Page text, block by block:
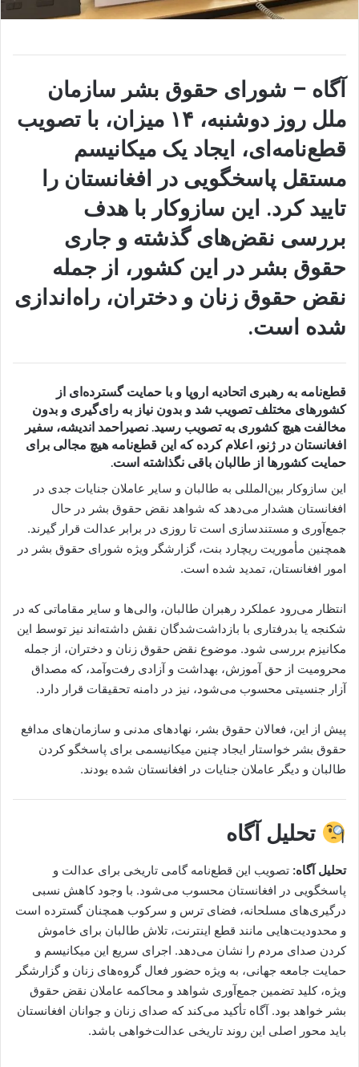
آگاه – شورای حقوق بشر سازمان
ملل روز دوشنبه، ۱۴ میزان، با تصویب
قطع‌نامه‌ای، ایجاد یک میکانیسم
مستقل پاسخگویی در افغانستان را
تایید کرد. این سازوکار با هدف
بررسی نقض‌های گذشته و جاری
حقوق بشر در این کشور، از جمله
نقض حقوق زنان و دختران، راه‌اندازی
شده است.
قطع‌نامه به رهبری اتحادیه اروپا و با حمایت گسترده‌ای از
کشورهای مختلف تصویب شد و بدون نیاز به رای‌گیری و بدون
مخالفت هیچ کشوری به تصویب رسید. نصیراحمد اندیشه، سفیر
افغانستان در ژنو، اعلام کرده که این قطع‌نامه هیچ مجالی برای
حمایت کشورها از طالبان باقی نگذاشته است.
این سازوکار بین‌المللی به طالبان و سایر عاملان جنایات جدی در
افغانستان هشدار می‌دهد که شواهد نقض حقوق بشر در حال
جمع‌آوری و مستندسازی است تا روزی در برابر عدالت قرار گیرند.
همچنین مأموریت ریچارد بنت، گزارشگر ویژه شورای حقوق بشر در
امور افغانستان، تمدید شده است.
انتظار می‌رود عملکرد رهبران طالبان، والی‌ها و سایر مقاماتی که در
شکنجه یا بدرفتاری با بازداشت‌شدگان نقش داشته‌اند نیز توسط این
مکانیزم بررسی شود. موضوع نقض حقوق زنان و دختران، از جمله
محرومیت از حق آموزش، بهداشت و آزادی رفت‌وآمد، که مصداق
آزار جنسیتی محسوب می‌شود، نیز در دامنه تحقیقات قرار دارد.
پیش از این، فعالان حقوق بشر، نهادهای مدنی و سازمان‌های مدافع
حقوق بشر خواستار ایجاد چنین میکانیسمی برای پاسخگو کردن
طالبان و دیگر عاملان جنایات در افغانستان شده بودند.
تحلیل آگاه
تحلیل آگاه: تصویب این قطع‌نامه گامی تاریخی برای عدالت و
پاسخگویی در افغانستان محسوب می‌شود. با وجود کاهش نسبی
درگیری‌های مسلحانه، فضای ترس و سرکوب همچنان گسترده است
و محدودیت‌هایی مانند قطع اینترنت، تلاش طالبان برای خاموش
کردن صدای مردم را نشان می‌دهد. اجرای سریع این میکانیسم و
حمایت جامعه جهانی، به ویژه حضور فعال گروه‌های زنان و گزارشگر
ویژه، کلید تضمین جمع‌آوری شواهد و محاکمه عاملان نقض حقوق
بشر خواهد بود. آگاه تأکید می‌کند که صدای زنان و جوانان افغانستان
باید محور اصلی این روند تاریخی عدالت‌خواهی باشد.